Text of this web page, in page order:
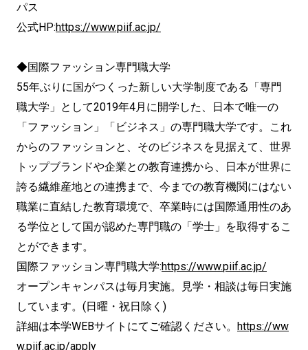
パス
公式HP:https://www.piif.ac.jp/
◆国際ファッション専門職大学
55年ぶりに国がつくった新しい大学制度である「専門
職大学」 として2019年4月に開学した、日本で唯一の
「ファッション」
「ビジネス」の専門職大学です。これ
からのファッションと、 そのビジネスを見据えて、 世界
トップブランドや企業との教育連携から、
日本が世界に
誇る繊維産地との連携まで、 今までの教育機関にはない
職業に直結した教育環境で、 卒業時には国際通用性のあ
る学位として国が認めた専門職の「学士」を取得するこ
とができます。
国際ファッション専門職大学:https://www.piif.ac.jp/
オープンキャンパスは毎月実施。見学・ 相談は毎日実施
しています。(日曜・祝日除く)
詳細は本学WEBサイトにてご確認ください。 https://ww
w.piif.ac.jp/apply